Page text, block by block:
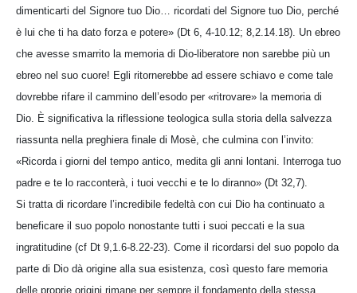
dimenticarti del Signore tuo Dio… ricordati del Signore tuo Dio, perché
è lui che ti ha dato forza e potere» (Dt 6, 4-10.12; 8,2.14.18). Un ebreo
che avesse smarrito la memoria di Dio-liberatore non sarebbe più un
ebreo nel suo cuore! Egli ritornerebbe ad essere schiavo e come tale
dovrebbe rifare il cammino dell’esodo per «ritrovare» la memoria di
Dio. È significativa la riflessione teologica sulla storia della salvezza
riassunta nella preghiera finale di Mosè, che culmina con l’invito:
«Ricorda i giorni del tempo antico, medita gli anni lontani. Interroga tuo
padre e te lo racconterà, i tuoi vecchi e te lo diranno» (Dt 32,7).
Si tratta di ricordare l’incredibile fedeltà con cui Dio ha continuato a
beneficare il suo popolo nonostante tutti i suoi peccati e la sua
ingratitudine (cf Dt 9,1.6-8.22-23). Come il ricordarsi del suo popolo da
parte di Dio dà origine alla sua esistenza, così questo fare memoria
delle proprie origini rimane per sempre il fondamento della stessa